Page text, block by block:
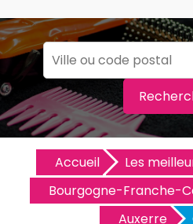
Accueil
Les
Bourgogne-Franche-
Auxerre